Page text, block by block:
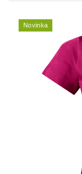
Novinka